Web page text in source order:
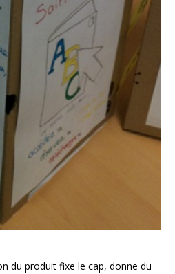
du produit fixe le cap, donne du